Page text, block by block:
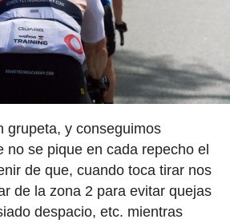
grupeta, y conseguimos
no se pique en cada repecho el
de que, cuando toca tirar nos
de la zona 2 para evitar quejas
despacio, etc. mientras